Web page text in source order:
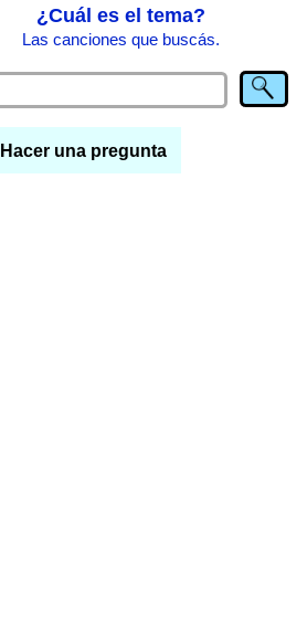
¿Cuál es el tema?
Las canciones que buscás.
Hacer una pregunta